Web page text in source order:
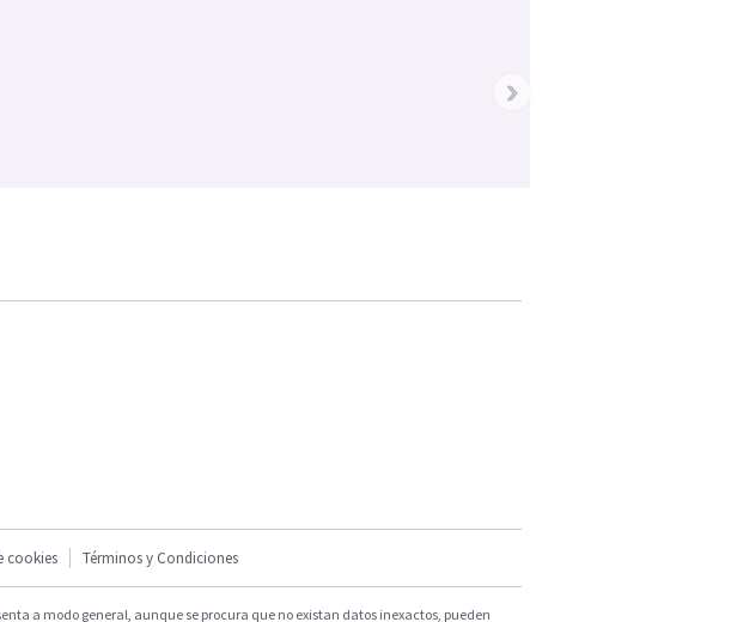
›
cookies Términos y Condiciones
a modo general, aunque se procura que no existan datos inexactos, pueden